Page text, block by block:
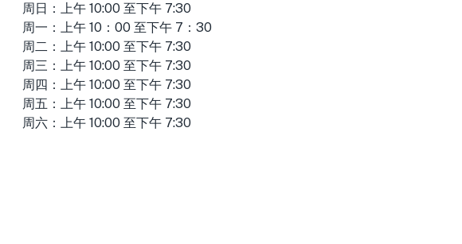
周日：上午 10:00 至下午 7:30
周一：上午 10：00 至下午 7：30
周二：上午 10:00 至下午 7:30
周三：上午 10:00 至下午 7:30
周四：上午 10:00 至下午 7:30
周五：上午 10:00 至下午 7:30
周六：上午 10:00 至下午 7:30